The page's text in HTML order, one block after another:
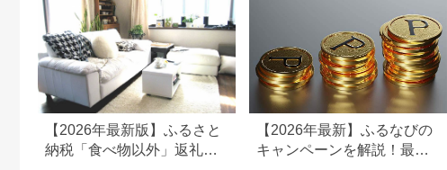
【2026年最新版】ふるさと
納税「食べ物以外」返礼品
【2026年最新】ふるなびの
キャンペーンを解説！最大